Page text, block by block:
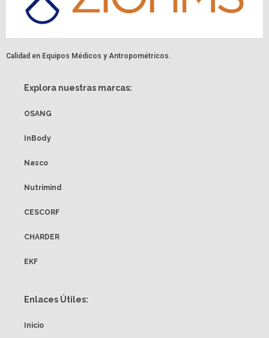
Calidad en Equipos Médicos y Antropométricos.
Explora nuestras marcas:
OSANG
InBody
Nasco
Nutrimind
CESCORF
CHARDER
EKF
Enlaces Útiles:
Inicio